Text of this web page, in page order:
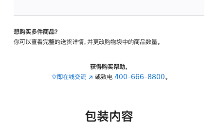
转
的
想购买多件商品？
你可以查看完整的送货详情，并更改购物袋中的商品数量。
获得购买帮助，
立即在线交流 (在
中
或致电 400-666-8800。
包装内容